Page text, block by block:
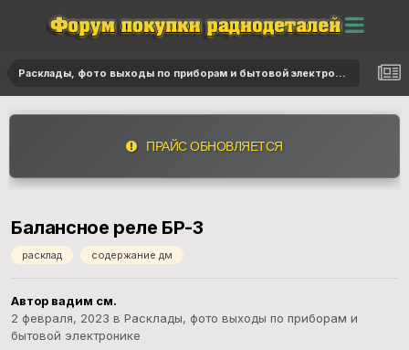
Расклады, фото выходы по приборам и бытовой электронике
ПРАЙС ОБНОВЛЯЕТСЯ
Балансное реле БР-3
расклад содержание дм
Автор вадим см.
2 февраля, 2023 в Расклады, фото выходы по приборам и
бытовой электронике